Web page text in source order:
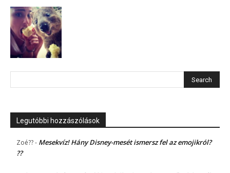
Legutóbbi hozzászólások
Zoé??- Mesekvíz! Hány Disney-mesét ismersz fel az emojikról?
??